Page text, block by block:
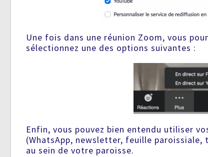
Une fois dans une réunion Zoom, vous
sélectionnez une des options suivantes :
Enfin, vous pouvez bien entendu utiliser
(WhatsApp, newsletter, feuille
au sein de votre paroisse.